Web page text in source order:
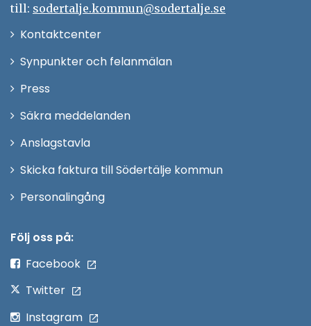
till: sodertalje.kommun@sodertalje.se
KontaktcenterÖppna
Synpunkter och felanmälan
Press
fönster
Säkra meddelanden
Anslagstavla
Skicka faktura till Södertälje kommun
PersonalingångÖppna
Följ oss på:
Facebook
Twitter
Instagram